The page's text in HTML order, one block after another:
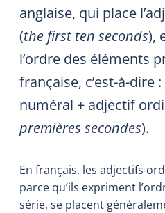
anglaise, qui place
(the first ten seconds),
l’ordre des éléments
française, c’est-à-dire
numéral + adjectif
premières secondes).
En français, les adjectifs
parce qu’ils expriment
série, se placent